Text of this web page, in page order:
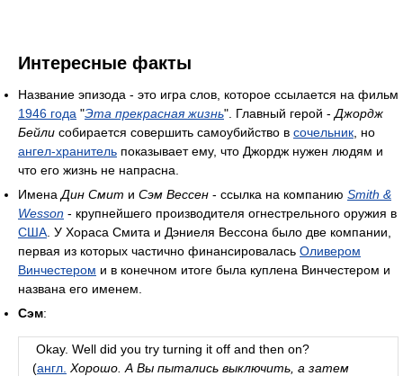
Интересные факты
Название эпизода - это игра слов, которое ссылается на фильм
1946 года "Эта прекрасная жизнь". Главный герой - Джордж
Бейли собирается совершить самоубийство в сочельник , но
ангел-хранитель показывает ему, что Джордж нужен людям и
что его жизнь не напрасна.
Имена Дин Смит и Сэм Вессен - ссылка на компанию Smith &
Wesson - крупнейшего производителя огнестрельного оружия в
США . У Хораса Смита и Дэниеля Вессона было две компании,
первая из которых частично финансировалась Оливером
Винчестером и в конечном итоге была куплена Винчестером и
названа его именем.
Сэм:
Okay. Well did you try turning it off and then on?
(англ. Хорошо. А Вы пытались выключить, а затем